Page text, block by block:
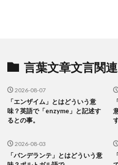
言葉文章文言関連
2026-08-07
「エンザイム」とはどういう意
味？英語で「enzyme」と記述す
るとの事。
2026-08-03
「バンデランテ」とはどういう意